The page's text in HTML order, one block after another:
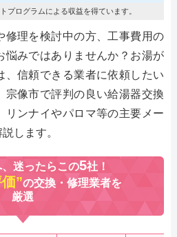
プログラムによる収益を得ています。
修理を検討中の方、工事費用の
悩みではありませんか？お湯が
、信頼できる業者に依頼したい
宗像市で評判の良い給湯器交換
リンナイやパロマ等の主要メー
します。
迷ったらこの5社！
”の交換・修理業者を
厳選